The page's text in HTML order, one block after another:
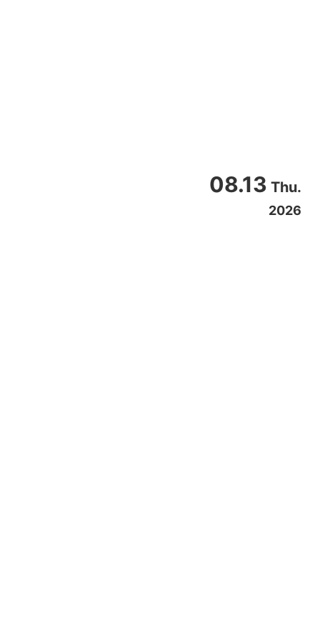
08.13 Thu.
2026